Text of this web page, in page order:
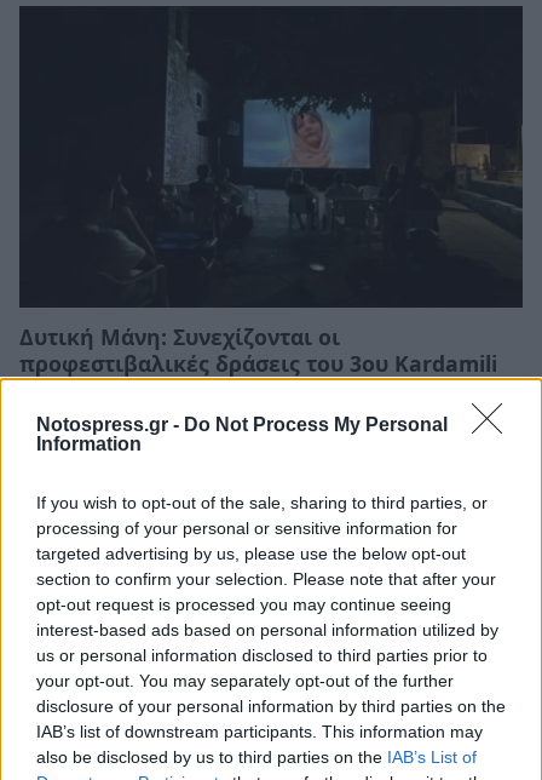
Notospress.gr - Do Not Process My Personal
Information
If you wish to opt-out of the sale, sharing to third parties, or
processing of your personal or sensitive information for
targeted advertising by us, please use the below opt-out
section to confirm your selection. Please note that after your
opt-out request is processed you may continue seeing
interest-based ads based on personal information utilized by
us or personal information disclosed to third parties prior to
your opt-out. You may separately opt-out of the further
disclosure of your personal information by third parties on the
IAB’s list of downstream participants. This information may
also be disclosed by us to third parties on the IAB’s List of
Δυτική Μάνη: Συνεχίζονται οι
προφεστιβαλικές δράσεις του 3ου Kardamili
Art Doc Festival
05/08/2026 20:32